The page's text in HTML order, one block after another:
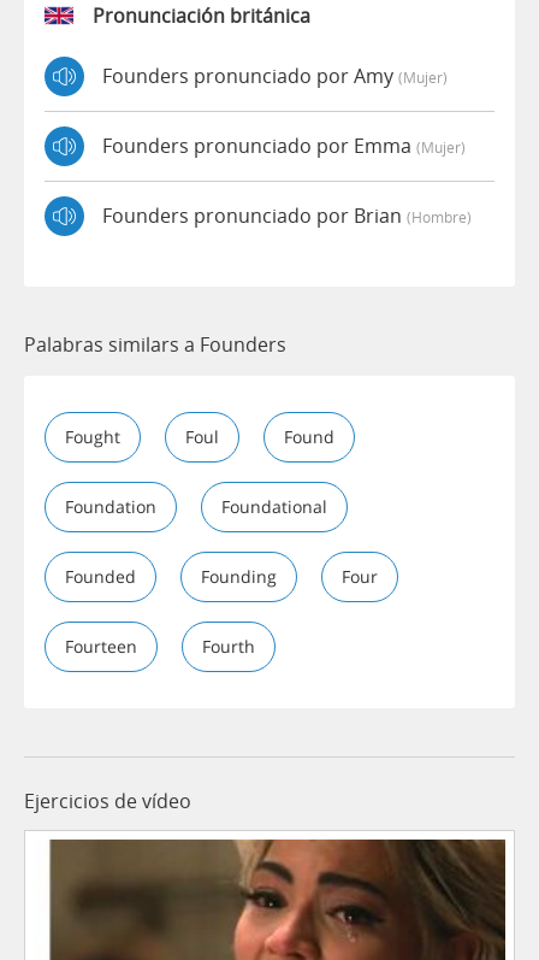
Pronunciación británica
Founders pronunciado por Amy (mujer)
Founders pronunciado por Emma (mujer)
Founders pronunciado por Brian (hombre)
Palabras similars a Founders
Fought Foul Found
Foundation Foundational
Founded Founding Four
Fourteen Fourth
Ejercicios de vídeo